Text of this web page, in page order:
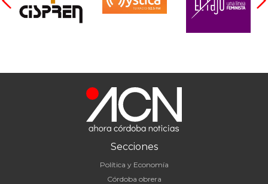
Secciones
Política y Economía
Córdoba obrera